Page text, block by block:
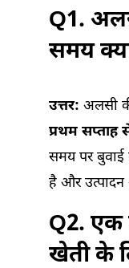
Q1.
समय
उत्तर: अलसी
प्रथम सप्ताह
समय पर बुवाई
है और उत्पादन
Q2.
खेती के